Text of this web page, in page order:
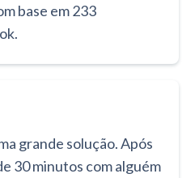
base em 233
grande solução. Após
30 minutos com alguém